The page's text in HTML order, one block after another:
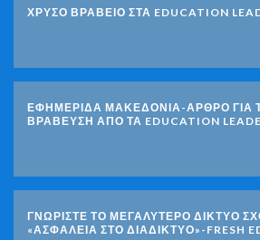
ΧΡΥΣΟ ΒΡΑΒΕΙΟ ΣΤΑ EDUCATION
ΕΦΗΜΕΡΙΔΑ ΜΑΚΕΔΟΝΙΑ-ΑΡΘΡΟ ΓΙΑ
ΒΡΑΒΕΥΣΗ ΑΠΟ ΤΑ EDUCATION
ΓΝΩΡΊΣΤΕ ΤΟ ΜΕΓΑΛΎΤΕΡΟ ΔΊΚΤΥΟ
«ΑΣΦΆΛΕΙΑ ΣΤΟ ΔΙΑΔΊΚΤΥΟ»-FRESH